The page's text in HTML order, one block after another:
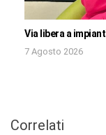
Via libera a
7 Agosto 2026
Correlati